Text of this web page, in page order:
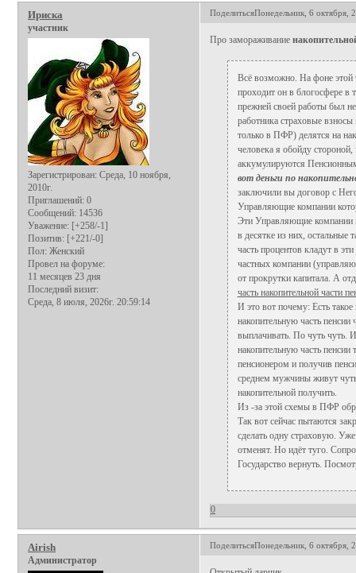
ПоделитьсяПонедельник, 6 октября,
Ириска
участник
Зарегистрирован: Среда, 10 ноября,
2010г.
Приглашений: 0
Сообщений: 14536
Уважение: [+258/-1]
Позитив: [+221/-0]
Пол: Женский
Провел на форуме:
11 месяцев 23 дня
Последний визит:
Среда, 8 июля, 2026г. 20:59:14
Про замораживание
Всё возможно. На фоне этой
проходит он в блогосфере в
прежней своей работы был
работника страховые
только в ПФР) делятся на
человека я обойду стороной,
аккумулируются
вот деньги по
заключили вы договор с
Управляющие компании
Эти Управляющие компании
в десятке из них, остальные
часть процентов кладут в
частных компании
от прокрутки капитала. А
часть накопительной части
И это вот почему: Есть
накопительную часть
выплачивать. По чуть чуть.
накопительную часть
пенсионером и получив
среднем мужчины живут
накопительной получить.
Из -за этой схемы в ПФР
Так вот сейчас пытаются
сделать одну страховую.
отменят. Но идёт туго.
Государство вернуть.
0
ПоделитьсяПонедельник, 6 октября,
Airish
Администратор